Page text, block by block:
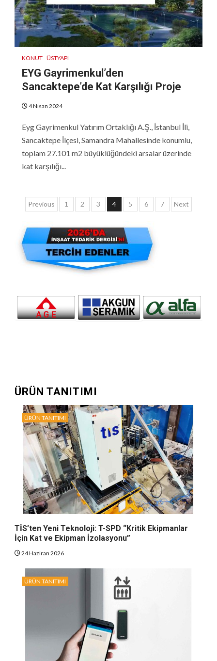
KONUT ÜSTYAPI
EYG Gayrimenkul’den
Sancaktepe’de Kat Karşılığı Proje
4 Nisan 2024
Eyg Gayrimenkul Yatırım Ortaklığı A.Ş., İstanbul İli,
Sancaktepe İlçesi, Samandra Mahallesinde konumlu,
toplam 27.101 m2 büyüklüğündeki arsalar üzerinde
kat karşılığı...
Yazı
Previous 1 2 3 4 5 6 7 Next
ÜRÜN TANITIMI
ÜRÜN TANITIMI
TİS’ten Yeni Teknoloji: T-SPD “Kritik Ekipmanlar
İçin Kat ve Ekipman İzolasyonu”
24 Haziran 2026
ÜRÜN TANITIMI